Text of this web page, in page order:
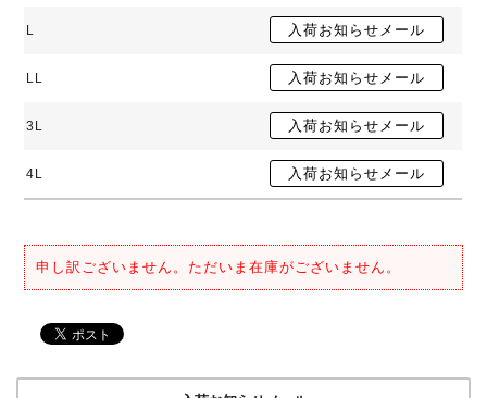
L
LL
3L
4L
申し訳ございません。ただいま在庫がございません。